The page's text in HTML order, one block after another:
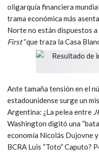
oligarquía financiera
trama económica más
Norte no están dispuestos
First”que traza la Casa
Ante tamaña tensión en el
estadounidense surge un
Argentina: ¿La pelea entre
Washington digitó una
economía Nicolás Dujovne
BCRA Luis “Toto” Caputo?